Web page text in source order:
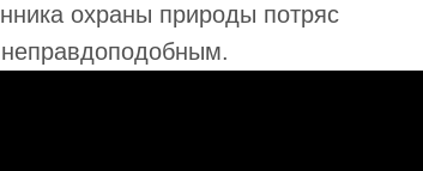
охраны природы потряс